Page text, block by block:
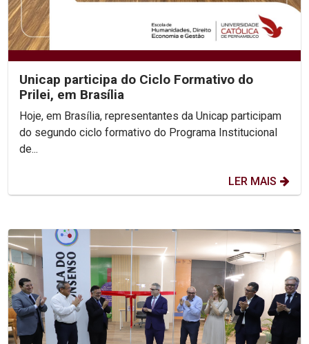
Unicap participa do Ciclo Formativo do
Prilei, em Brasília
Hoje, em Brasília, representantes da Unicap participam
do segundo ciclo formativo do Programa Institucional
de...
LER MAIS